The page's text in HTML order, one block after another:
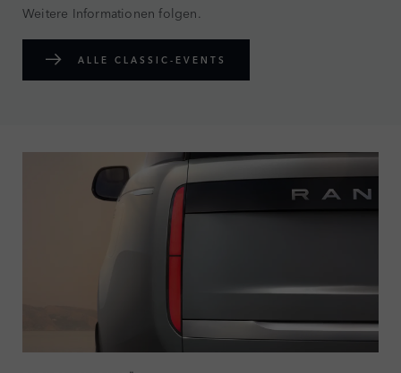
Weitere Informationen folgen.
ALLE CLASSIC-EVENTS